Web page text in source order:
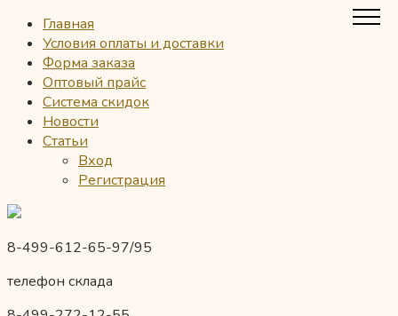
Главная
Условия оплаты и доставки
Форма заказа
Оптовый прайс
Система скидок
Новости
Статьи
Вход
Регистрация
8-499-612-65-97/95
телефон склада